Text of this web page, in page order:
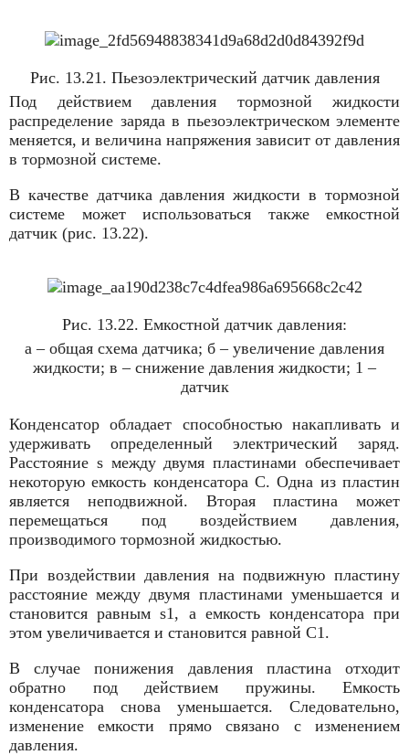
Рис. 13.21. Пьезоэлектрический датчик давления
Под действием давления тормозной жидкости
распределение заряда в пьезоэлектрическом элементе
меняется, и величина напряжения зависит от давления
в тормозной системе.
В качестве датчика давления жидкости в тормозной
системе может использоваться также емкостной
датчик (рис. 13.22).
Рис. 13.22. Емкостной датчик давления:
а – общая схема датчика; б – увеличение давления
жидкости; в – снижение давления жидкости; 1 –
датчик
Конденсатор обладает способностью накапливать и
удерживать определенный электрический заряд.
Расстояние s между двумя пластинами обеспечивает
некоторую емкость конденсатора C. Одна из пластин
является неподвижной. Вторая пластина может
перемещаться под воздействием давления,
производимого тормозной жидкостью.
При воздействии давления на подвижную пластину
расстояние между двумя пластинами уменьшается и
становится равным s1, а емкость конденсатора при
этом увеличивается и становится равной C1.
В случае понижения давления пластина отходит
обратно под действием пружины. Емкость
конденсатора снова уменьшается. Следовательно,
изменение емкости прямо связано с изменением
давления.